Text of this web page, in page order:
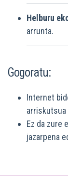
Helburu
arrunta.
Gogoratu:
Internet
arriskutsua
Ez da zure
jazarpena